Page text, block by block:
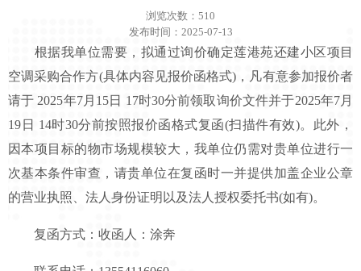
浏览次数： 510
发布时间：2025-07-13
根据我单位需要，拟通过询价确定莲港苑还建小区项目
空调采购合作方(具体内容见报价函格式)，凡有意参加报价者
请于 2025年7月15日 17时30分前领取询价文件并于2025年7月
19日 14时30分前按照报价函格式复函(扫描件有效)。此外，
因本项目标的物市场规模较大，我单位仍需对贵单位进行一
次基本条件审查，请贵单位在复函时一并提供加盖企业公章
的营业执照、法人身份证明以及法人授权委托书(如有)。
复函方式：收函人：涂奔